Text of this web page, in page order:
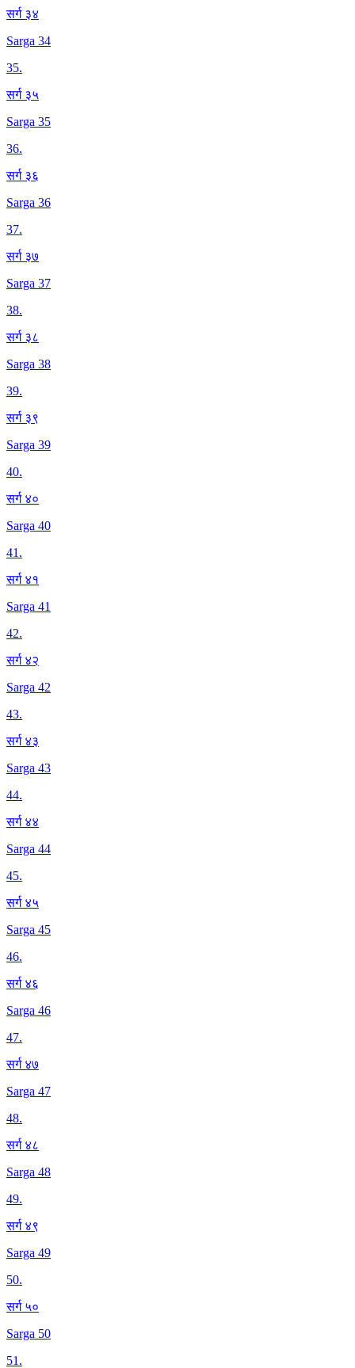
सर्ग ३४
Sarga 34
35.
सर्ग ३५
Sarga 35
36.
सर्ग ३६
Sarga 36
37.
सर्ग ३७
Sarga 37
38.
सर्ग ३८
Sarga 38
39.
सर्ग ३९
Sarga 39
40.
सर्ग ४०
Sarga 40
41.
सर्ग ४१
Sarga 41
42.
सर्ग ४२
Sarga 42
43.
सर्ग ४३
Sarga 43
44.
सर्ग ४४
Sarga 44
45.
सर्ग ४५
Sarga 45
46.
सर्ग ४६
Sarga 46
47.
सर्ग ४७
Sarga 47
48.
सर्ग ४८
Sarga 48
49.
सर्ग ४९
Sarga 49
50.
सर्ग ५०
Sarga 50
51.